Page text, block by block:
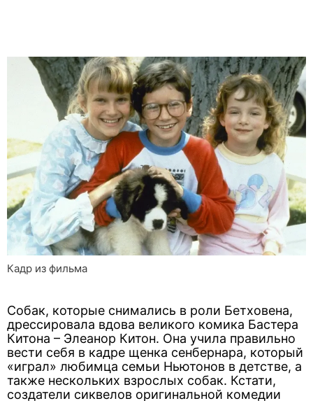
Кадр из фильма
Собак, которые снимались в роли Бетховена,
дрессировала вдова великого комика Бастера
Китона – Элеанор Китон. Она учила правильно
вести себя в кадре щенка сенбернара, который
«играл» любимца семьи Ньютонов в детстве, а
также нескольких взрослых собак. Кстати,
создатели сиквелов оригинальной комедии